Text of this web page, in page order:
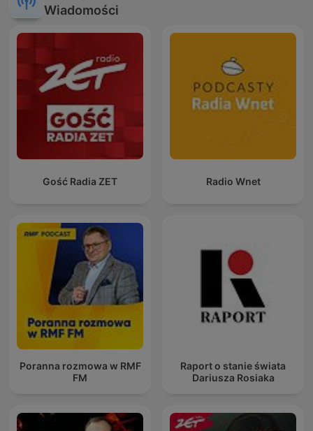
Wiadomości
Gość Radia ZET Radio Wnet
Poranna rozmowa w RMF
FM
Raport o stanie świata
Dariusza Rosiaka